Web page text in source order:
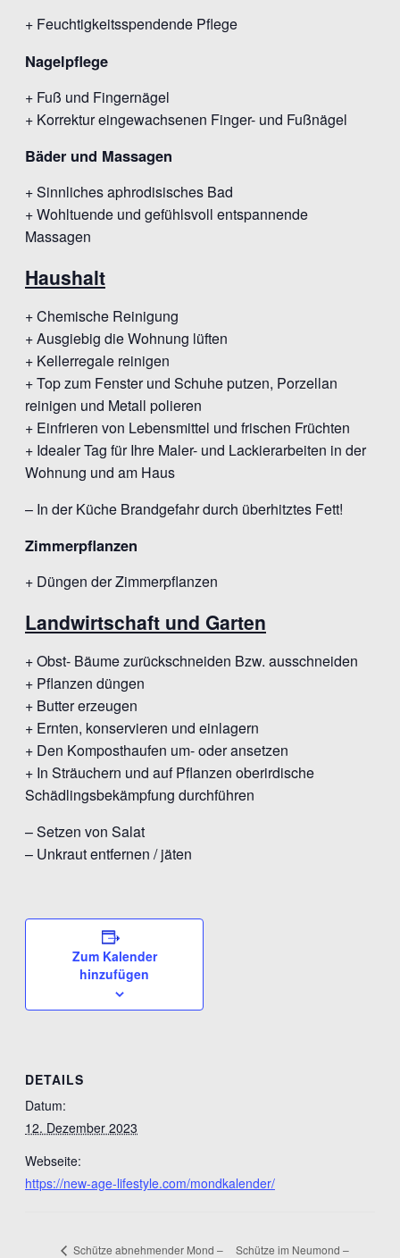
+ Feuchtigkeitsspendende Pflege
Nagelpflege
+ Fuß und Fingernägel
+ Korrektur eingewachsenen Finger- und Fußnägel
Bäder und Massagen
+ Sinnliches aphrodisisches Bad
+ Wohltuende und gefühlsvoll entspannende
Massagen
Haushalt
+ Chemische Reinigung
+ Ausgiebig die Wohnung lüften
+ Kellerregale reinigen
+ Top zum Fenster und Schuhe putzen, Porzellan
reinigen und Metall polieren
+ Einfrieren von Lebensmittel und frischen Früchten
+ Idealer Tag für Ihre Maler- und Lackierarbeiten in der
Wohnung und am Haus
– In der Küche Brandgefahr durch überhitztes Fett!
Zimmerpflanzen
+ Düngen der Zimmerpflanzen
Landwirtschaft und Garten
+ Obst- Bäume zurückschneiden Bzw. ausschneiden
+ Pflanzen düngen
+ Butter erzeugen
+ Ernten, konservieren und einlagern
+ Den Komposthaufen um- oder ansetzen
+ In Sträuchern und auf Pflanzen oberirdische
Schädlingsbekämpfung durchführen
– Setzen von Salat
– Unkraut entfernen / jäten
Zum Kalender
hinzufügen
DETAILS
Datum:
12. Dezember 2023
Webseite:
https://new-age-lifestyle.com/mondkalender/
Schütze abnehmender Mond – Schütze im Neumond –